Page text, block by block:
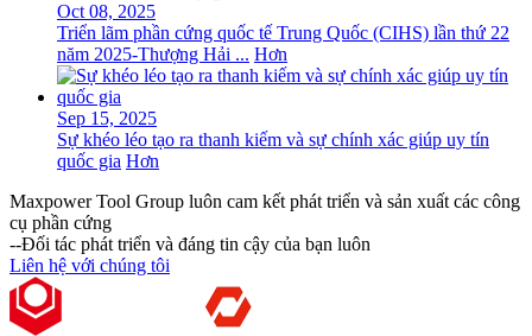
Oct 08, 2025
Triển lãm phần cứng quốc tế Trung Quốc (CIHS) lần thứ 22
năm 2025-Thượng Hải ... Hơn
Sep 15, 2025
Sự khéo léo tạo ra thanh kiếm và sự chính xác giúp uy tín
quốc gia Hơn
Maxpower Tool Group luôn cam kết phát triển và sản xuất các công
cụ phần cứng
--Đối tác phát triển và đáng tin cậy của bạn luôn
Liên hệ với chúng tôi